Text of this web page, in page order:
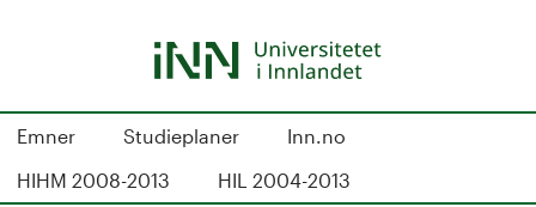
SEmner Studieplaner
Inn.no
HIHM 2008-2013
HIL 2004-2013